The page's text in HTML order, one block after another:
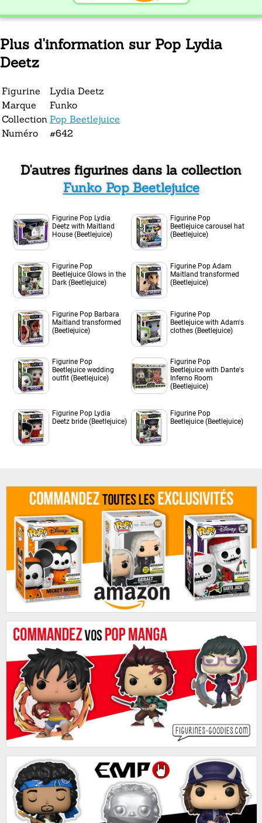
Plus d'information sur Pop Lydia
Deetz
Figurine
Lydia Deetz
Marque
Funko
Collection Pop Beetlejuice
Numéro
#642
D'autres figurines dans la collection
Funko Pop Beetlejuice
Figurine Pop Lydia
Deetz with Maitland
House (Beetlejuice)
Figurine Pop
Beetlejuice carousel hat
(Beetlejuice)
Figurine Pop
Beetlejuice Glows in the
Dark (Beetlejuice)
Figurine Pop Adam
Maitland transformed
(Beetlejuice)
Figurine Pop Barbara
Maitland transformed
(Beetlejuice)
Figurine Pop
Beetlejuice with Adam's
clothes (Beetlejuice)
Figurine Pop
Beetlejuice wedding
outfit (Beetlejuice)
Figurine Pop
Beetlejuice with Dante's
Inferno Room
(Beetlejuice)
Figurine Pop Lydia
Deetz bride (Beetlejuice)
Figurine Pop
Beetlejuice (Beetlejuice)